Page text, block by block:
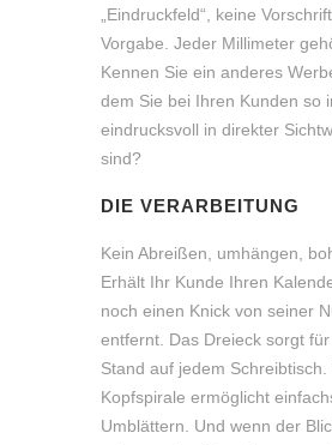
„Eindruckfeld“, keine
Vorgabe. Jeder Millimeter
Kennen Sie ein anderes
dem Sie bei Ihren Kunden so
eindrucksvoll in direkter
sind?
DIE VERARBEITUNG
Kein Abreißen, umhängen,
Erhält Ihr Kunde Ihren
noch einen Knick von seiner
entfernt. Das Dreieck sorgt
Stand auf jedem Schreibtisch.
Kopfspirale ermöglicht
Umblättern. Und wenn der